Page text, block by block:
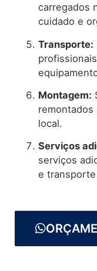
carregados
cuidado e
Transporte:
Montagem:
remontados
local.
Serviços
serviços
e